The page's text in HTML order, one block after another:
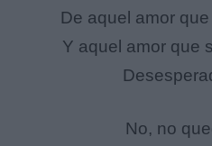
De aquel amor
Y aquel amor que
No, no